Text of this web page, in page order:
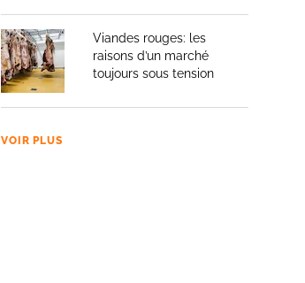
Viandes rouges: les
raisons d’un marché
toujours sous tension
VOIR PLUS